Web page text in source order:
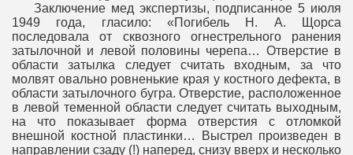
Заключение мед экспертизы, подписанное 5 июля
1949 года, гласило: «Погибель Н. А. Щорса
последовала от сквозного огнестрельного ранения
затылочной и левой половины черепа… Отверстие в
области затылка следует считать входным, за что
молвят овально ровненькие края у костного дефекта, в
области затылочного бугра. Отверстие, расположенное
в левой теменной области следует считать выходным,
на что показывает форма отверстия с отломкой
внешной костной пластинки… Выстрел произведен в
направлении сзаду (!) наперед, снизу вверх и несколько